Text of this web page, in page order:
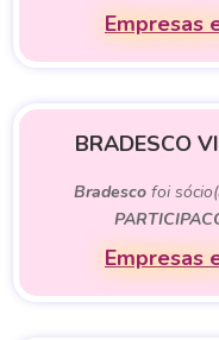
Empresas
BRADESCO
Bradesco foi
Empresas